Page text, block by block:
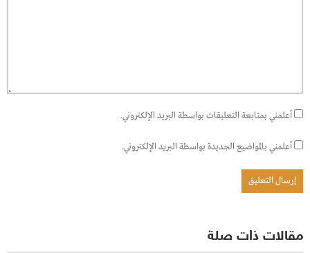
أعلمني بمتابعة التعليقات بواسطة البريد الإلكتروني.
أعلمني بالمواضيع الجديدة بواسطة البريد الإلكتروني.
مقالات ذات صلة